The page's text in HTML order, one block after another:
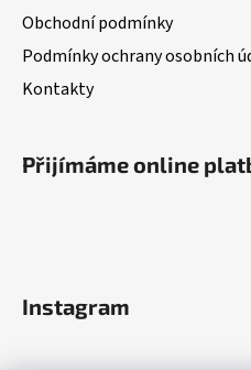
Obchodní podmínky
Podmínky ochrany osobních
Kontakty
Přijímáme online
Instagram